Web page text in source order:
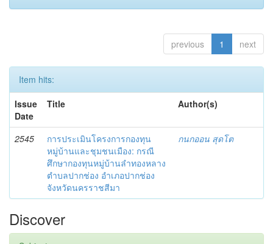
previous 1 next
Item hits:
Issue
Date
Title Author(s)
2545
การประเมินโครงการกองทุน
หมู่บ้านและชุมชนเมือง: กรณี
ศึกษากองทุนหมู่บ้านลำทองหลาง
ตำบลปากช่อง อำเภอปากช่อง
จังหวัดนครราชสีมา
กนกออน สุดโต
Discover